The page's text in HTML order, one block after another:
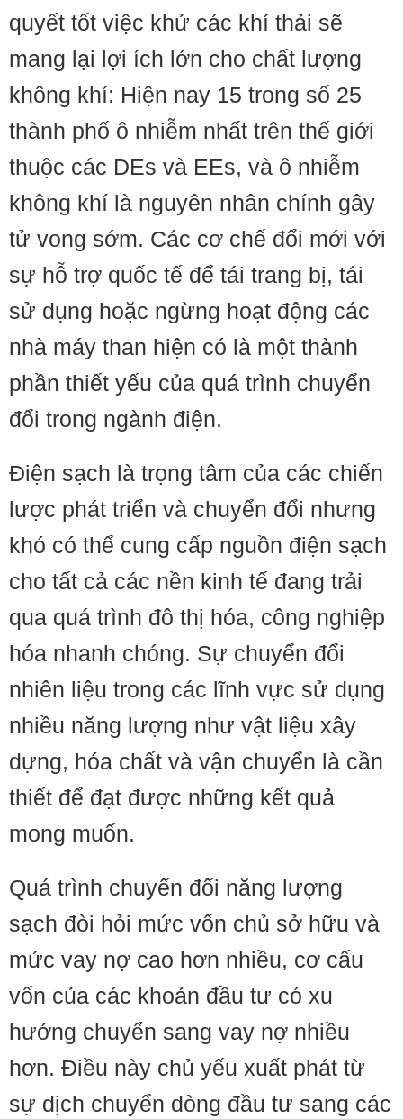
quyết tốt việc khử các khí thải sẽ
mang lại lợi ích lớn cho chất lượng
không khí: Hiện nay 15 trong số 25
thành phố ô nhiễm nhất trên thế giới
thuộc các DEs và EEs, và ô nhiễm
không khí là nguyên nhân chính gây
tử vong sớm. Các cơ chế đổi mới với
sự hỗ trợ quốc tế để tái trang bị, tái
sử dụng hoặc ngừng hoạt động các
nhà máy than hiện có là một thành
phần thiết yếu của quá trình chuyển
đổi trong ngành điện.
Điện sạch là trọng tâm của các chiến
lược phát triển và chuyển đổi nhưng
khó có thể cung cấp nguồn điện sạch
cho tất cả các nền kinh tế đang trải
qua quá trình đô thị hóa, công nghiệp
hóa nhanh chóng. Sự chuyển đổi
nhiên liệu trong các lĩnh vực sử dụng
nhiều năng lượng như vật liệu xây
dựng, hóa chất và vận chuyển là cần
thiết để đạt được những kết quả
mong muốn.
Quá trình chuyển đổi năng lượng
sạch đòi hỏi mức vốn chủ sở hữu và
mức vay nợ cao hơn nhiều, cơ cấu
vốn của các khoản đầu tư có xu
hướng chuyển sang vay nợ nhiều
hơn. Điều này chủ yếu xuất phát từ
sự dịch chuyển dòng đầu tư sang các